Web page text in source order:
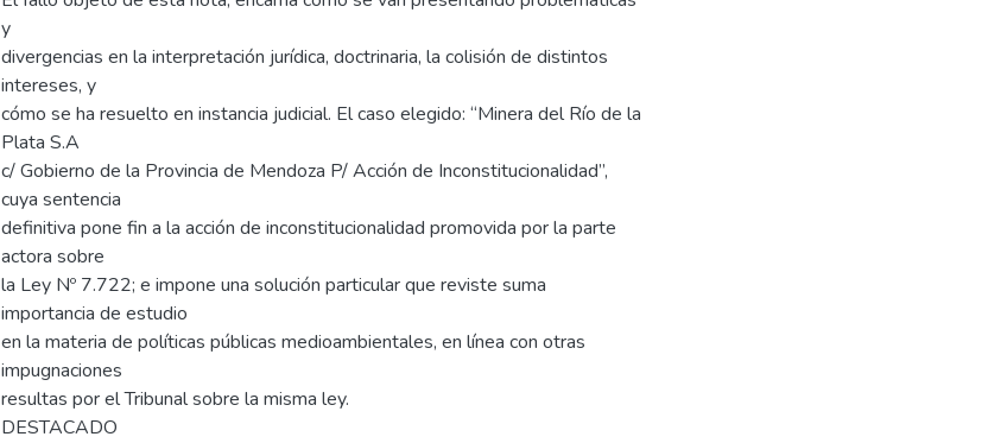
y
divergencias en la interpretación jurídica, doctrinaria, la colisión de distintos
intereses, y
cómo se ha resuelto en instancia judicial. El caso elegido: “Minera del Río de la
Plata S.A
c/ Gobierno de la Provincia de Mendoza P/ Acción de Inconstitucionalidad”,
cuya sentencia
definitiva pone fin a la acción de inconstitucionalidad promovida por la parte
actora sobre
la Ley Nº 7.722; e impone una solución particular que reviste suma
importancia de estudio
en la materia de políticas públicas medioambientales, en línea con otras
impugnaciones
resultas por el Tribunal sobre la misma ley.
DESTACADO